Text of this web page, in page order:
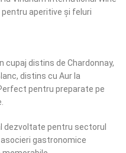
aperitive și feluri
cupaj distins de Chardonnay,
distins cu Aur la
pentru preparate pe
dezvoltate pentru sectorul
gastronomice